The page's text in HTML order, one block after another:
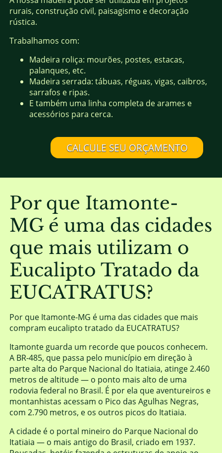
rurais, construção civil, paisagismo e decoração
rústica.
Trabalhamos com:
Madeira roliça: mourões, postes, estacas,
palanques, etc.
Madeira serrada: tábuas, réguas, vigas, caibros,
sarrafos e ripas.
E também uma linha completa de arames e
acessórios para cerca.
CALCULE SEU ORÇAMENTO
Por que Itamonte-
MG é uma das cidades
que mais utilizam o
Eucalipto Tratado da
EUCATRATUS?
Por que Itamonte-MG é uma das cidades que mais
compram eucalipto tratado da EUCATRATUS?
Itamonte guarda um recorde que poucos conhecem.
A BR-485, que passa pelo município em direção à
parte alta do Parque Nacional do Itatiaia, atinge 2.460
metros de altitude — o ponto mais alto de uma
rodovia federal no Brasil. É por ela que aventureiros e
montanhistas acessam o Pico das Agulhas Negras,
com 2.790 metros, e os outros picos do Itatiaia.
A cidade é o portal mineiro do Parque Nacional do
Itatiaia — o mais antigo do Brasil, criado em 1937.